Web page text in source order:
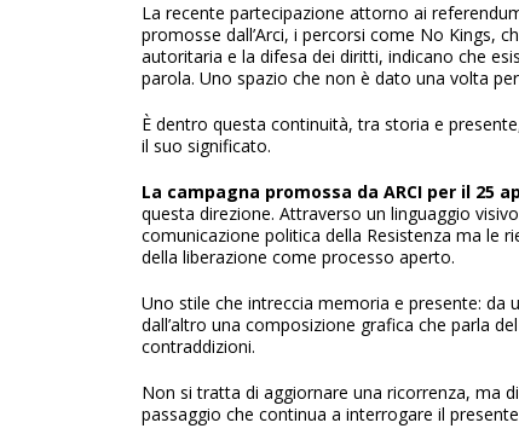
La recente partecipazione attorno ai
promosse dall’Arci, i percorsi come No Kings,
autoritaria e la difesa dei diritti, indicano che
parola. Uno spazio che non è dato una volta
È dentro questa continuità, tra storia e
il suo significato.
La campagna promossa da ARCI per il 25
questa direzione. Attraverso un linguaggio
comunicazione politica della Resistenza ma le
della liberazione come processo aperto.
Uno stile che intreccia memoria e presente: da
dall’altro una composizione grafica che parla
contraddizioni.
Non si tratta di aggiornare una ricorrenza, ma
passaggio che continua a interrogare il